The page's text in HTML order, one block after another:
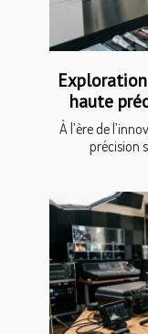
haute
À l’ère de
précision